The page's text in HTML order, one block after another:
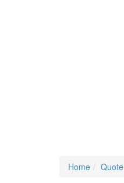
Home Quote